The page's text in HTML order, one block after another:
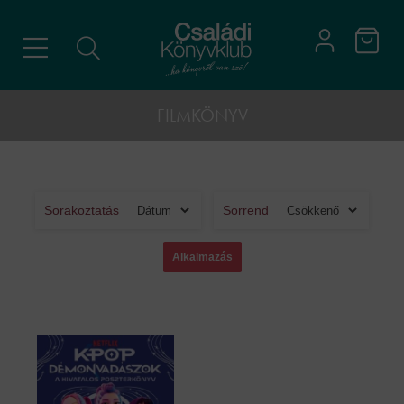
Sorakoztatás Sorrend